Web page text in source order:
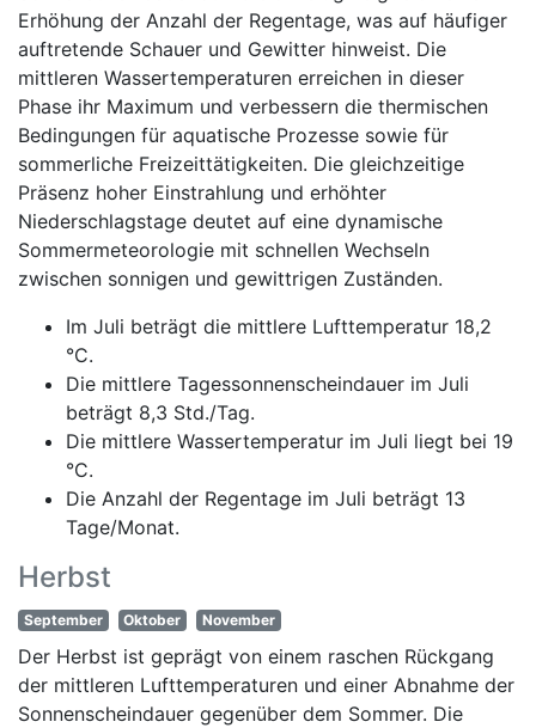
Erhöhung der Anzahl der Regentage, was auf häufiger
auftretende Schauer und Gewitter hinweist. Die
mittleren Wassertemperaturen erreichen in dieser
Phase ihr Maximum und verbessern die thermischen
Bedingungen für aquatische Prozesse sowie für
sommerliche Freizeittätigkeiten. Die gleichzeitige
Präsenz hoher Einstrahlung und erhöhter
Niederschlagstage deutet auf eine dynamische
Sommermeteorologie mit schnellen Wechseln
zwischen sonnigen und gewittrigen Zuständen.
Im Juli beträgt die mittlere Lufttemperatur 18,2
°C.
Die mittlere Tagessonnenscheindauer im Juli
beträgt 8,3 Std./Tag.
Die mittlere Wassertemperatur im Juli liegt bei 19
°C.
Die Anzahl der Regentage im Juli beträgt 13
Tage/Monat.
Herbst
September Oktober November
Der Herbst ist geprägt von einem raschen Rückgang
der mittleren Lufttemperaturen und einer Abnahme der
Sonnenscheindauer gegenüber dem Sommer. Die